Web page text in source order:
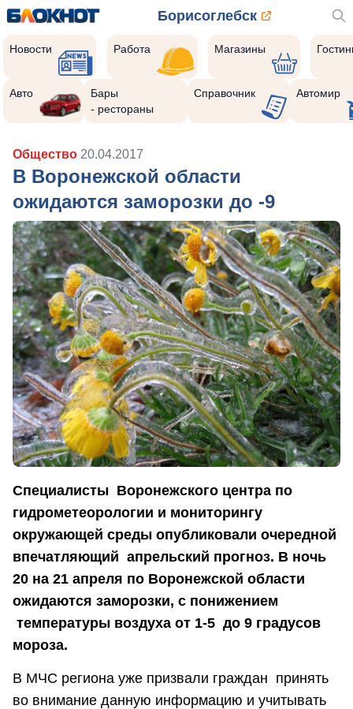
Борисоглебск
Новости Работа Магазины
Авто
Бары
- рестораны
Справочник Автомир
Общество 20.04.2017
В Воронежской области
ожидаются заморозки до -9
Специалисты Воронежского центра по
гидрометеорологии и мониторингу
окружающей среды опубликовали очередной
впечатляющий апрельский прогноз. В ночь
20 на 21 апреля по Воронежской области
ожидаются заморозки, с понижением
температуры воздуха от 1-5 до 9 градусов
мороза.
В МЧС региона уже призвали граждан принять
во внимание данную информацию и учитывать